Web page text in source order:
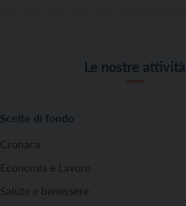
Le nostre attività
Scelte di fondo
Cronaca
Economia e Lavoro
Salute e benessere